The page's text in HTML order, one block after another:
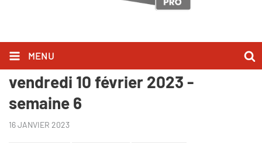
MENU
Les Temps Forts du samedi 4 au
vendredi 10 février 2023 -
semaine 6
16 JANVIER 2023